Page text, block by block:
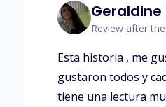
Geraldine
Review after
Esta historia , me
gustaron todos y
tiene una lectura